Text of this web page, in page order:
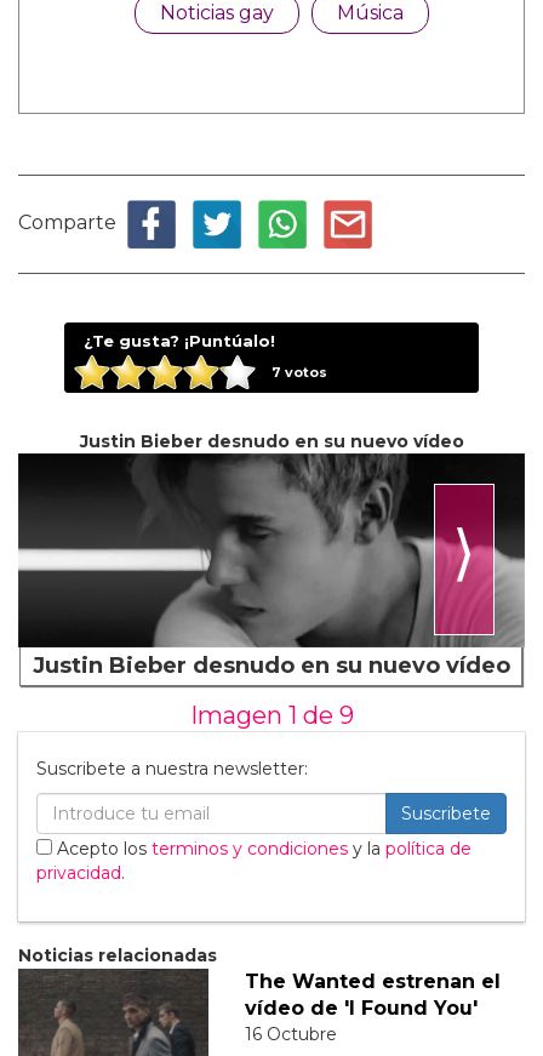
Noticias gay Música
Comparte
¿Te gusta? ¡Puntúalo!
7 votos
Justin Bieber desnudo en su nuevo vídeo
⟩
Justin Bieber desnudo en su nuevo vídeo
Imagen 1 de 9
Suscribete a nuestra newsletter:
Suscribete
Acepto los terminos y condiciones y la política de
privacidad.
Noticias relacionadas
The Wanted estrenan el
vídeo de 'I Found You'
16 Octubre